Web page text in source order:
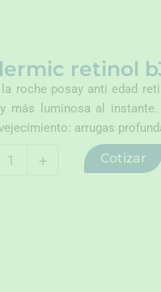
retinol
la roche posay anti edad
más luminosa al
arrugas
+ Cotizar